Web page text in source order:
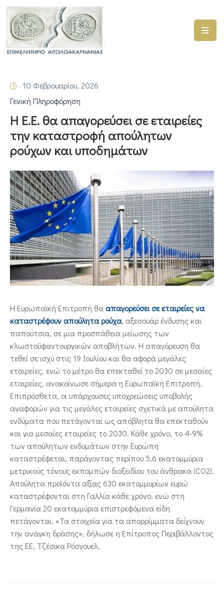
ΑΡΧΙΚΗ
ΓΕΜΗ
–
ΠΡΟΓΡΑΜΜΑΤΑ
ΕΠΙΜΕΛΗΤΗΡΙΟΥ
ΣΥΜΜΕΤΟΧΗ
ΣΕ
ΕΤΑΙΡΕΙΕΣ
ΕΠΙΚΑΙΡΟΤΗΤΑ
ΕΠΙΚΟΙΝΩΝΙΑ
10 Φεβρουαρίου, 2026
Γενική Πληροφόρηση
Η Ε.E. θα απαγορεύσει σε εταιρείες
την καταστροφή απούλητων
ρούχων και υποδημάτων
Η Ευρωπαϊκή Επιτροπή θααπαγορεύσει σε εταιρείες να
καταστρέφουν απούλητα ρούχα, αξεσουάρ ένδυσης και
παπούτσια, σε μια προσπάθεια μείωσης των
κλωστοϋφαντουργικών αποβλήτων. H απαγόρευση θα
τεθεί σε ισχύ στις 19 Ιουλίου και θα αφορά μεγάλες
εταιρείες, ενώ το μέτρο θα επεκταθεί το 2030 σε μεσαίες
εταιρείες, ανακοίνωσε σήμερα η Ευρωπαϊκή Επιτροπή.
Επιπρόσθετα, οι υπάρχουσες υποχρεώσεις υποβολής
αναφορών για τις μεγάλες εταιρείες σχετικά με απούλητα
ενδύματα που πετάγονται ως απόβλητα θα επεκταθούν
και για μεσαίες εταιρείες το 2030. Κάθε χρόνο, το 4-9%
των απούλητων ενδυμάτων στην Ευρώπη
καταστρέφεται, παράγοντας περίπου 5,6 εκατομμύρια
μετρικούς τόνους εκπομπών διοξειδίου του άνθρακα (CO2).
Απούλητα προϊόντα αξίας 630 εκατομμυρίων ευρώ
καταστρέφονται στη Γαλλία κάθε χρόνο, ενώ στη
Γερμανία 20 εκατομμύρια επιστρεφόμενα είδη
πετάγονται. «Τα στοιχεία για τα απορρίμματα δείχνουν
την ανάγκη δράσης», δήλωσε η Επίτροπος Περιβάλλοντος
της ΕΕ, Τζέσικα Ρόσγουελ.